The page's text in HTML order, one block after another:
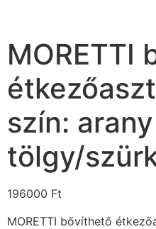
MORETTI
szín: arany
tölgy/
196000 Ft
MORETTI bővíthető